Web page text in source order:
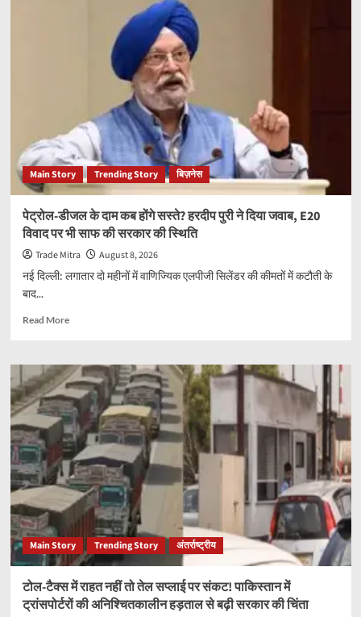
फ्रांस
के
FCAS
कार्यक्रम
से
जुड़ने
की
तैयारी
तेज;
को
Main Story Trending Story बिज़नेस
पेट्रोल-डीजल के दाम कब होंगे सस्ते? हरदीप पुरी ने दिया जवाब, E20
विवाद पर भी साफ की सरकार की स्थिति
Trade Mitra
August 8, 2026
नई दिल्ली: लगातार दो महीनों में वाणिज्यिक एलपीजी सिलेंडर की कीमतों में कटौती के
बाद...
Read MoreRead
पेट्रोल-
डीजल
के
दाम
कब
होंगे
सस्ते?
हरदीप
पुरी
ने
दिया
E20
विवाद
पर
भी
साफ
Main Story Trending Story अंतर्राष्ट्रीय
टोल-टैक्स में राहत नहीं तो तेल सप्लाई पर संकट! पाकिस्तान में
ट्रांसपोर्टरों की अनिश्चितकालीन हड़ताल से बढ़ी सरकार की चिंता